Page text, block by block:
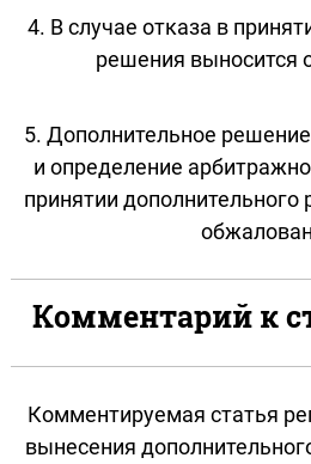
4. В случае отказа в
решения выносится
5. Дополнительное
и определение
принятии
Комментарий к
Комментируемая статья
вынесения